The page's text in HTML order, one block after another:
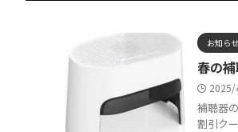
お知らせ
春の
2025/
補聴器
割引ク